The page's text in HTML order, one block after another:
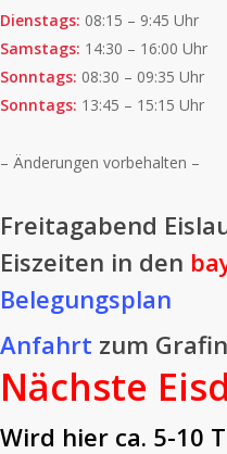
Dienstags: 08:15 – 9:45 Uhr
Samstags: 14:30 – 16:00 Uhr
Sonntags: 08:30 – 09:35 Uhr
Sonntags: 13:45 – 15:15 Uhr
– Änderungen vorbehalten –
Freitagabend
Eiszeiten in den
Belegungsplan
Anfahrt zum
Nächste
Wird hier ca. 5-10